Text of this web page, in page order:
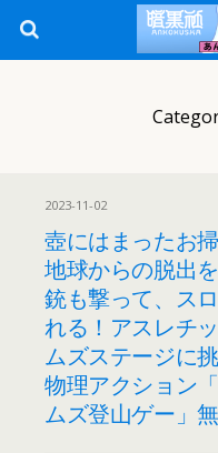
2023-11-02
壺にはまったお
地球からの脱出
銃も撃って、ス
れる！アスレチ
ムズステージに
物理アクション「
ムズ登山ゲー」